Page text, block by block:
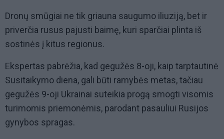
Dronų smūgiai ne tik griauna saugumo iliuziją, bet ir
priverčia rusus pajusti baimę, kuri sparčiai plinta iš
sostinės į kitus regionus.
Ekspertas pabrėžia, kad gegužės 8-oji, kaip tarptautinė
Susitaikymo diena, gali būti ramybės metas, tačiau
gegužės 9-oji Ukrainai suteikia progą smogti visomis
turimomis priemonėmis, parodant pasauliui Rusijos
gynybos spragas.